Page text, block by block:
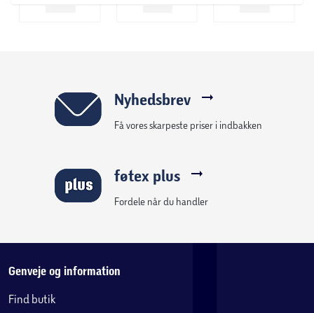
Nyhedsbrev
Få vores skarpeste priser i indbakken
føtex plus
Fordele når du handler
Genveje og information
Find butik